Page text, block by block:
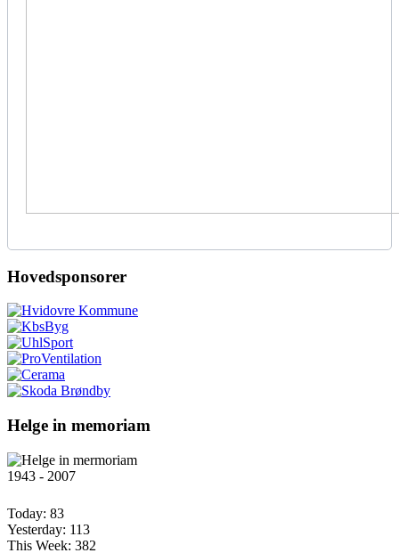
Hovedsponsorer
Helge in memoriam
1943 - 2007
Today: 83
Yesterday: 113
This Week: 382